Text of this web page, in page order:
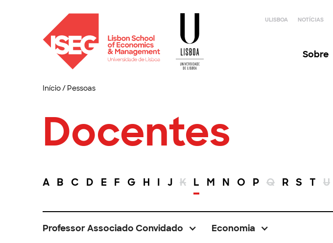
ULISBOA NOTÍCIAS
Sobre
Início/ Pessoas
Docentes
A B C D E F G H I J K L M N O P Q R S T U
Professor Associado Convidado Economia